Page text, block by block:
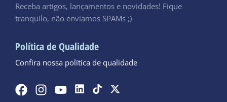
Receba artigos, lançamentos e novidades! Fique
tranquilo, não enviamos SPAMs ;)
Política de Qualidade
Confira nossa política de qualidade